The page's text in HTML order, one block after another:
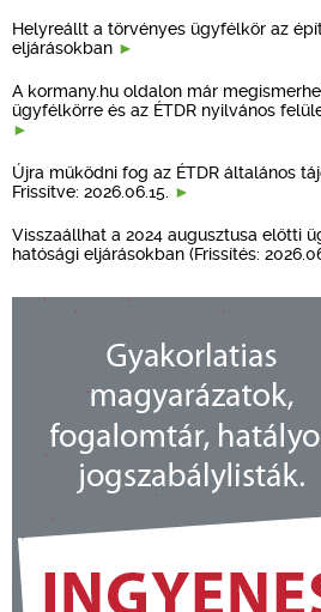
Helyreállt a törvényes ügyfélkör az
eljárásokban
A kormany.hu oldalon már
ügyfélkörre és az ÉTDR nyilvános
Újra működni fog az ÉTDR általános
Frissítve: 2026.06.15.
Visszaállhat a 2024 augusztusa előtti
hatósági eljárásokban (Frissítés: